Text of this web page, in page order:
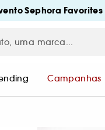
Sephora Favorites
Campanhas